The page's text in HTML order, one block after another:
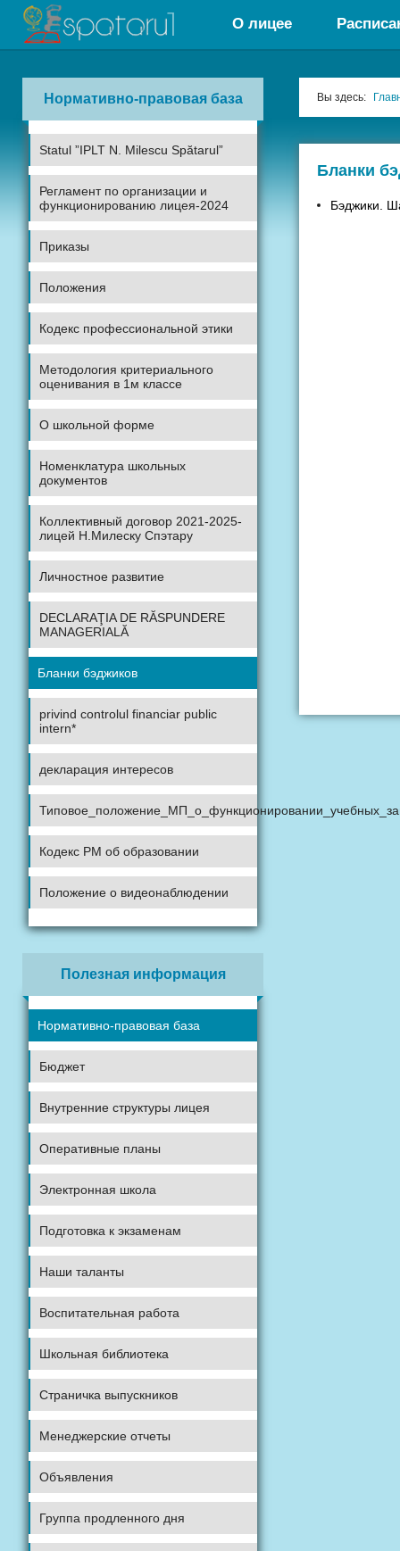
О лицее
Нормативно-правовая база
Statul ”IPLT N. Milescu Spătarul”
Регламент по организации и
функционированию лицея-2024
Приказы
Положения
Кодекс профессиональной этики
Методология критериального
оценивания в 1м классе
О школьной форме
Номенклатура школьных
документов
Коллективный договор 2021-2025-
лицей Н.Милеску Спэтару
Личностное развитие
DECLARAŢIA DE RĂSPUNDERE
MANAGERIALĂ
Бланки бэджиков
privind controlul financiar public
intern*
декларация интересов
Кодекс РМ об образовании
Положение о видеонаблюдении
Полезная информация
Нормативно-правовая база
Бюджет
Внутренние структуры лицея
Оперативные планы
Электронная школа
Подготовка к экзаменам
Наши таланты
Воспитательная работа
Школьная библиотека
Страничка выпускников
Менеджерские отчеты
Объявления
Группа продленного дня
Вы здесь:
Бланки
Бэджики.